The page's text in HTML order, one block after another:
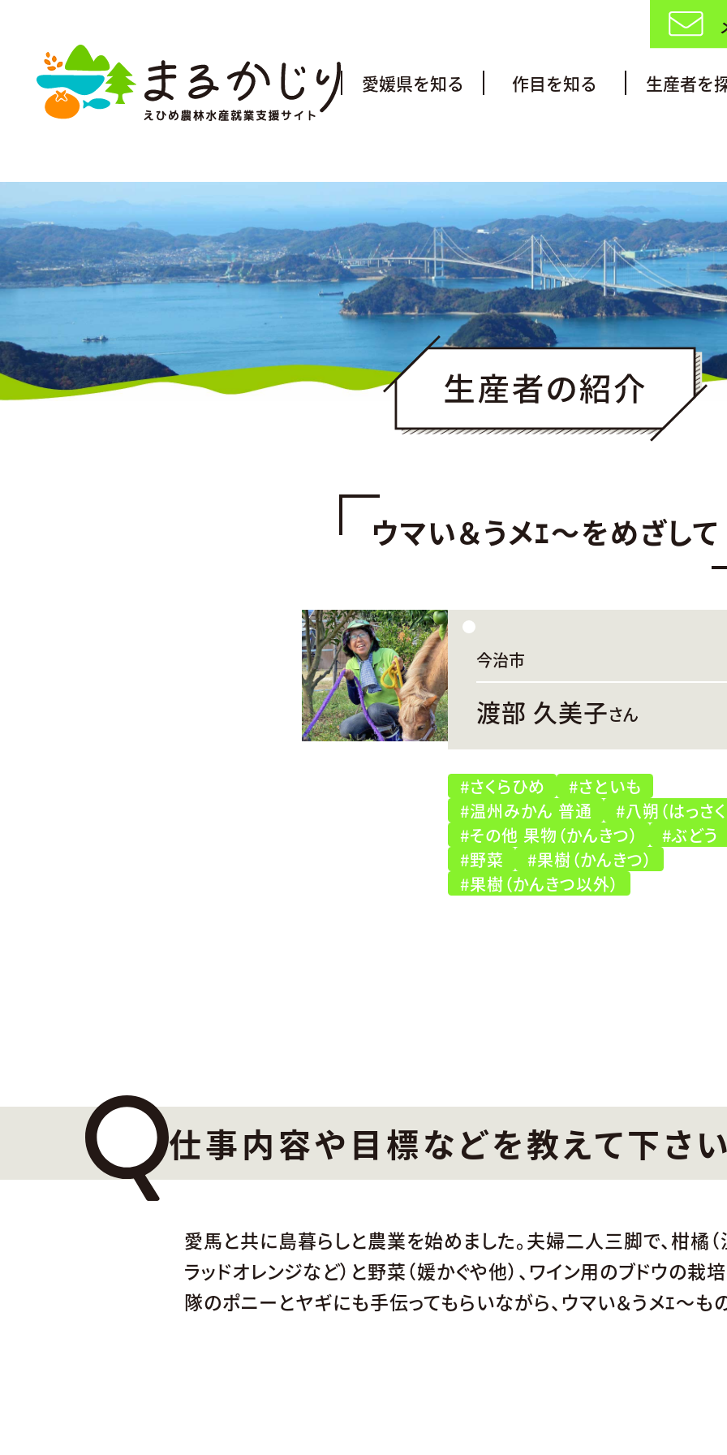
愛媛県を知る 作目を知る 生産者を
ウマい＆うメｴ～をめざして
今治市
渡部 久美子さん
#さくらひめ
#さといも
#温州みかん 普通
#八朔（はっさく
#その他 果物（かんきつ）
#ぶどう
#野菜
#果樹（かんきつ）
#果樹（かんきつ以外）
仕事内容や目標などを教えて下さ
愛馬と共に島暮らしと農業を始めました。夫婦二人三脚で、柑橘（
ラッドオレンジなど）と野菜（媛かぐや他）、ワイン用のブドウの栽
隊のポニーとヤギにも手伝ってもらいながら、ウマい＆うメｴ～も